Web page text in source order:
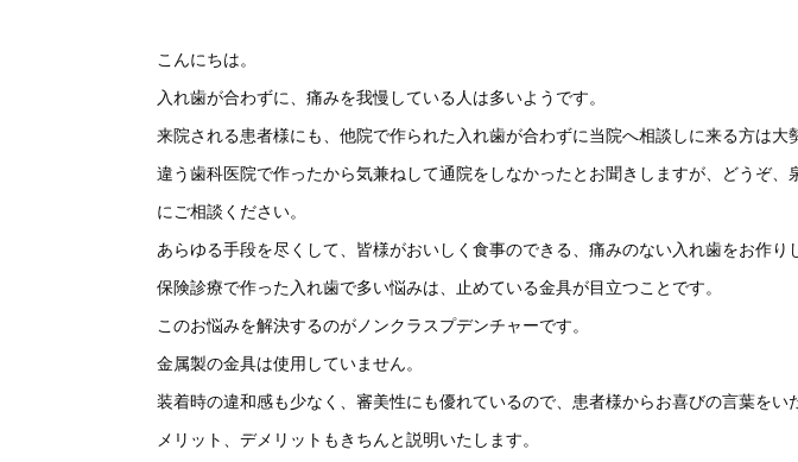
こんにちは。
入れ歯が合わずに、痛みを我慢している人は多いようです。
来院される患者様にも、他院で作られた入れ歯が合わずに当院へ相談しに来る方は大
違う歯科医院で作ったから気兼ねして通院をしなかったとお聞きしますが、どうぞ、
にご相談ください。
あらゆる手段を尽くして、皆様がおいしく食事のできる、痛みのない入れ歯をお作り
保険診療で作った入れ歯で多い悩みは、止めている金具が目立つことです。
このお悩みを解決するのがノンクラスプデンチャーです。
金属製の金具は使用していません。
装着時の違和感も少なく、審美性にも優れているので、患者様からお喜びの言葉をい
メリット、デメリットもきちんと説明いたします。